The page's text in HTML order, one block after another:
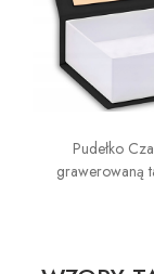
Pudełko
grawerowaną